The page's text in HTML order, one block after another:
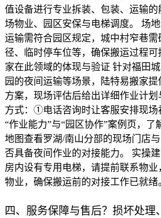
值设备进行专业拆装、包装、运输
场物业、园区安保与电梯调度。 场
运输需符合园区规定，城中村窄巷
径、临时停车位等，确保搬运过程
家在此领域的体现与验证 针对福田
园的夜间运输等场景，陆特易搬家
方案，现场评估后给出详细作业计
方式：①电话咨询时让客服安排现
“作业能力”与“园区协作”案例页，
地图查看罗湖/南山分部的现场门店
否具备夜间作业的对接能力。 实操
房内设有专用电梯，请提前联系物
物业，确保搬运前的对接工作已就绪
四、服务保障与售后？损坏处理